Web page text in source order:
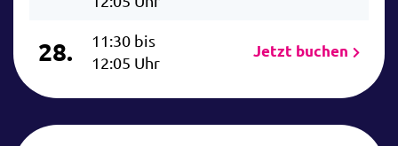
28.
11:30 bis
12:05 Uhr
Jetzt buchen